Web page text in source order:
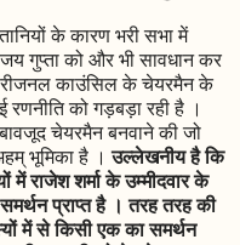
के कारण भरी सभा में
गुप्ता को और भी सावधान कर
रीजनल काउंसिल के चेयरमैन के
रणनीति को गड़बड़ा रही है ।
चेयरमैन बनवाने की जो
भूमिका है ।उल्लेखनीय है कि
में राजेश शर्मा के उम्मीदवार के
प्राप्त है । तरह तरह की
में से किसी एक का समर्थन